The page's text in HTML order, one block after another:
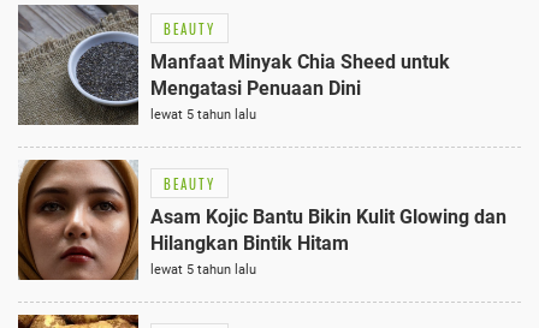
BEAUTY
Manfaat Minyak Chia Sheed untuk
Mengatasi Penuaan Dini
lewat 5 tahun lalu
BEAUTY
Asam Kojic Bantu Bikin Kulit Glowing dan
Hilangkan Bintik Hitam
lewat 5 tahun lalu